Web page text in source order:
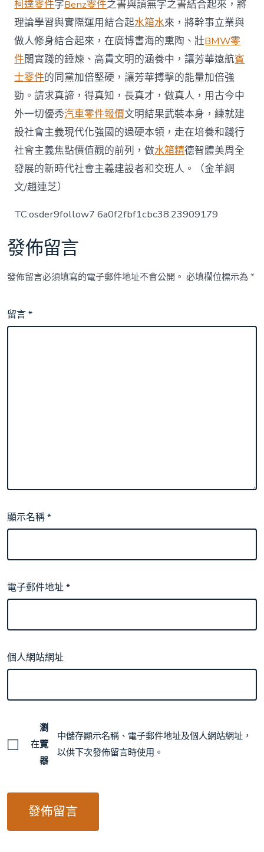
柯達零件字Benz零件之書與讀無字之書結合起來，將
理論學習與實際運用結合起水箱水來，將幹事立業與
做人修身結合起來，在廣博書海的熏陶、壯BMW零
件闊實踐的錘煉、高貴文明的涵養中，讓芳華遠航賓
士零件的同黨加倍堅硬，讓芳華搏擊的能量加倍強
勁。請求真諦，得真知，長真才，做真人，用古今中
外一切優秀汽車零件報價文明結果武裝本身，練就建
設社會主義現代化強國的過硬本領，走在培養和踐行
社會主義焦點價值觀的前列，做水箱精德智體美周全
發展的新時代社會主義建設者和交班人。（金羊網
文/趙連芝）
TC:osder9follow7 6a0f2fbf1cbc38.23909179
發佈留言
發佈留言必須填寫的電子郵件地址不會公開。 必填欄位標示為*
留言*
顯示名稱*
電子郵件地址*
個人網站網址
在
瀏
覽
器
中儲存顯示名稱、電子郵件地址及個人網站網址，
以供下次發佈留言時使用。